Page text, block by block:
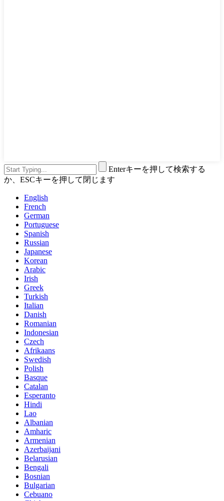
Enterキーを押して検索する
か、ESCキーを押して閉じます
English
French
German
Portuguese
Spanish
Russian
Japanese
Korean
Arabic
Irish
Greek
Turkish
Italian
Danish
Romanian
Indonesian
Czech
Afrikaans
Swedish
Polish
Basque
Catalan
Esperanto
Hindi
Lao
Albanian
Amharic
Armenian
Azerbaijani
Belarusian
Bengali
Bosnian
Bulgarian
Cebuano